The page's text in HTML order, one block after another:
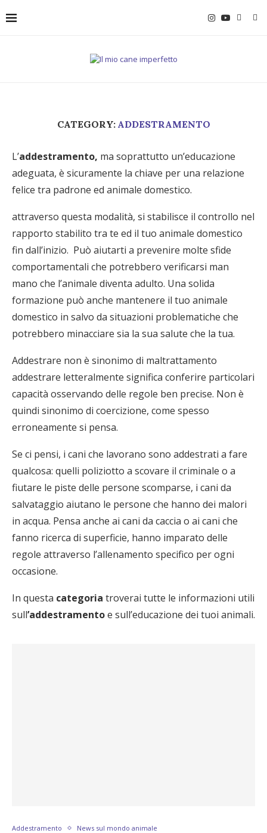
CATEGORY: ADDESTRAMENTO
L’addestramento, ma soprattutto un’educazione
adeguata, è sicuramente la chiave per una relazione
felice tra padrone ed animale domestico.
attraverso questa modalità, si stabilisce il controllo nel
rapporto stabilito tra te ed il tuo animale domestico
fin dall’inizio. Può aiutarti a prevenire molte sfide
comportamentali che potrebbero verificarsi man
mano che l’animale diventa adulto. Una solida
formazione può anche mantenere il tuo animale
domestico in salvo da situazioni problematiche che
potrebbero minacciare sia la sua salute che la tua.
Addestrare non è sinonimo di maltrattamento
addestrare letteralmente significa conferire particolari
capacità osservando delle regole ben precise. Non è
quindi sinonimo di coercizione, come spesso
erroneamente si pensa.
Se ci pensi, i cani che lavorano sono addestrati a fare
qualcosa: quelli poliziotto a scovare il criminale o a
fiutare le piste delle persone scomparse, i cani da
salvataggio aiutano le persone che hanno dei malori
in acqua. Pensa anche ai cani da caccia o ai cani che
fanno ricerca di superficie, hanno imparato delle
regole attraverso l’allenamento specifico per ogni
occasione.
In questa categoria troverai tutte le informazioni utili
sull’addestramentoe sull’educazione dei tuoi animali.
Addestramento News sul mondo animale